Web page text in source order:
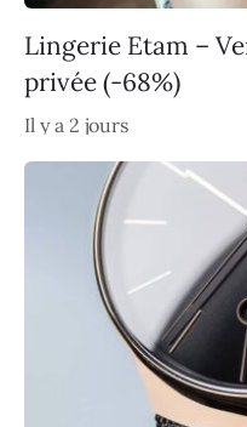
Lingerie Etam –
privée (-68%)
Il y a 2 jours